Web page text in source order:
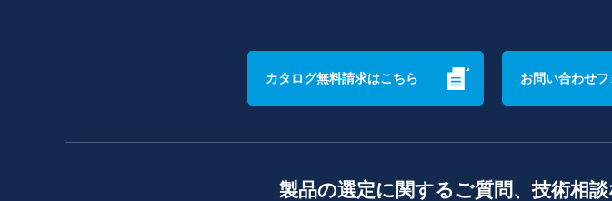
カタログ無料請求はこちら お問い合わせフ
製品の選定に関するご質問、技術相